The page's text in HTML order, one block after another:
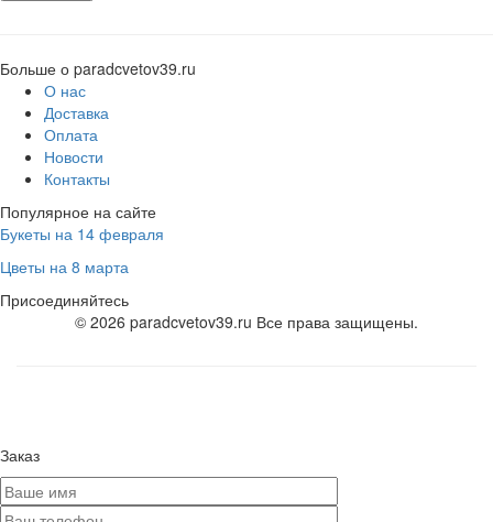
Больше о paradcvetov39.ru
О нас
Доставка
Оплата
Новости
Контакты
Популярное на сайте
Букеты на 14 февраля
Цветы на 8 марта
Присоединяйтесь
© 2026 paradcvetov39.ru Все права защищены.
Заказ